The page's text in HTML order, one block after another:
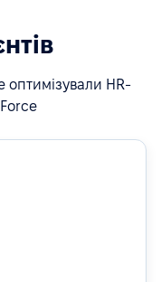
оптимізували HR-